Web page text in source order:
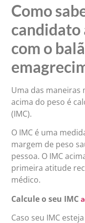
Como
com o
Uma das maneiras
acima do peso é
(IMC).
O IMC é uma
margem de peso
pessoa. O IMC
primeira atitude
médico.
Calcule o seu IMC
Caso seu IMC